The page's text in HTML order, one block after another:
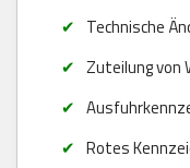
Technische
Zuteilung von
Rotes